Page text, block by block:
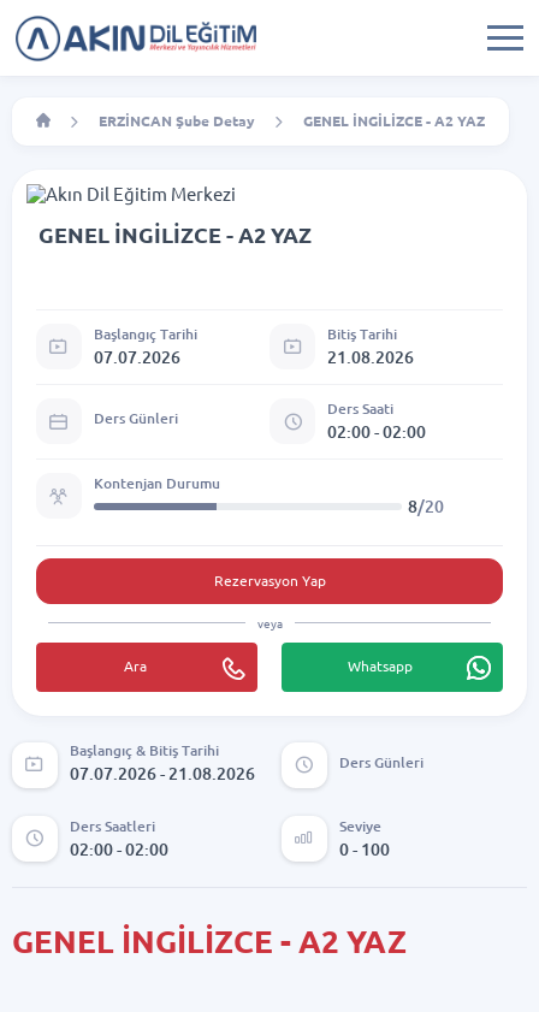
ERZİNCAN Şube Detay GENEL İNGİLİZCE - A2 YAZ
Başlangıç & Bitiş Tarihi
07.07.2026 - 21.08.2026
Ders Günleri
Ders Saatleri
02:00 - 02:00
Seviye
0 - 100
GENEL İNGİLİZCE - A2 YAZ
GENEL İNGİLİZCE - A2 YAZ
Başlangıç Tarihi
07.07.2026
Bitiş Tarihi
21.08.2026
Ders Günleri
Ders Saati
02:00 - 02:00
Kontenjan Durumu
8/20
Rezervasyon Yap
veya
Ara Whatsapp